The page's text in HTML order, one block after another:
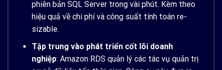
phiên bản SQL Server trong vài phút. Kèm theo
hiệu quả về chi phí và công suất tính toán re-
sizable.
Tập trung vào phát triển cốt lõi doanh
nghiệp: Amazon RDS quản lý các tác vụ quản trị